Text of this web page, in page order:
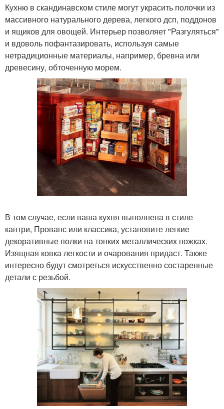
Кухню в скандинавском стиле могут украсить полочки из
массивного натурального дерева, легкого дсп, поддонов
и ящиков для овощей. Интерьер позволяет "Разгуляться"
и вдоволь пофантазировать, используя самые
нетрадиционные материалы, например, бревна или
древесину, обточенную морем.
В том случае, если ваша кухня выполнена в стиле
кантри, Прованс или классика, установите легкие
декоративные полки на тонких металлических ножках.
Изящная ковка легкости и очарования придаст. Также
интересно будут смотреться искусственно состаренные
детали с резьбой.